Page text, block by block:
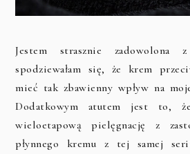
Jestem strasznie
spodziewałam się, że krem
mieć tak zbawienny wpływ na
Dodatkowym atutem jest to,
wieloetapową pielęgnację z
płynnego kremu z tej samej